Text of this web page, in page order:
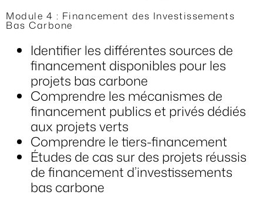
Module 4 : Financement des Investissements
Bas Carbone
Identifier les différentes sources de
financement disponibles pour les
projets bas carbone
Comprendre les mécanismes de
financement publics et privés dédiés
aux projets verts
Comprendre le tiers-financement
Études de cas sur des projets réussis
de financement d’investissements
bas carbone